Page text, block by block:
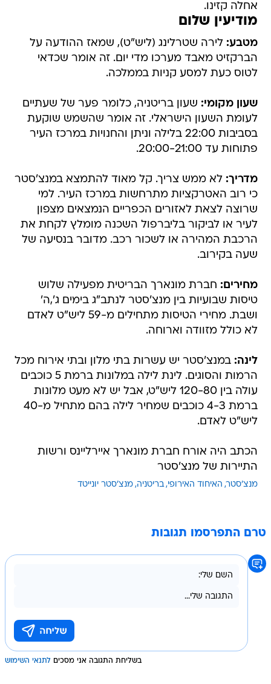
אחלה קזינו.
מודיעין שלום
מטבע: לירה שטרלינג (ליש"ט), שמאז ההודעה על
הברקזיט מאבד מערכו מדי יום. זה אומר שכדאי
לטוס כעת למסע קניות בממלכה.
שעון מקומי: שעון בריטניה, כלומר פער של שעתיים
לעומת השעון הישראלי. זה אומר שהשמש שוקעת
בסביבות 22:00 בלילה וניתן והחנויות במרכז העיר
פתוחות עד 20:00-21:00.
מדריך: לא ממש צריך. קל מאוד להתמצא במנצ'סטר
כי רוב האטרקציות מתרחשות במרכז העיר. למי
שרוצה לצאת לאזורים הכפריים הנמצאים מצפון
לעיר או לביקור בליברפול השכנה מומלץ לקחת את
הרכבת המהירה או לשכור רכב. מדובר בנסיעה של
שעה בקירוב.
מחירים: חברת מונארך הבריטית מפעילה שלוש
טיסות שבועיות בין מנצ'סטר לנתב"ג בימים ג',ה'
ושבת. מחירי הטיסות מתחילים מ-59 ליש"ט לאדם
לא כולל מזוודה וארוחה.
לינה: במנצ'סטר יש עשרות בתי מלון ובתי אירוח מכל
הרמות והסוגים. לינת לילה במלונות ברמת 5 כוכבים
עולה בין 120-80 ליש"ט, אבל יש לא מעט מלונות
ברמת 4-3 כוכבים שמחיר לילה בהם מתחיל מ-40
ליש"ט לאדם.
הכתב היה אורח חברת מונארך איירליינס ורשות
התיירות של מנצ'סטר
מנצ'סטר האיחוד האירופי בריטניה מנצ'סטר יונייטד
טרם התפרסמו תגובות
בשליחת התגובה אני מסכים לתנאי השימוש